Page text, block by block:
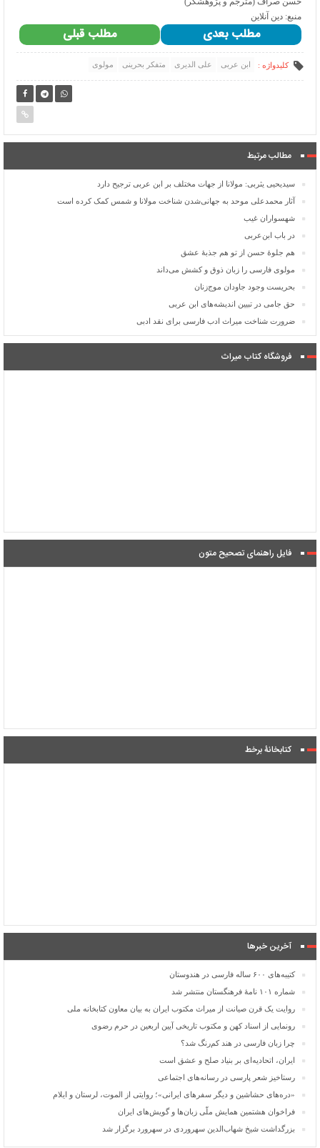
منبع: دین آنلاین
مطلب قبلی مطلب بعدی
کلیدواژه : ابن عربی علی الدیری متفکر بحرینی مولوی
مطالب مرتبط
سیدیحیی یثربی: مولانا از جهات مختلف بر ابن عربی ترجیح دارد
آثار محمدعلی موحد به جهانی‌شدن شناخت مولانا و شمس کمک کرده است
شهسواران غیب
در باب ابن‌عربی
هم جلوۀ حسن از تو هم جذبۀ عشق
مولوی فارسی را زبان ذوق و کشش می‌داند
بحریست وجود جاودان موج‌زنان
حق جامی در تبیین اندیشه‌های ابن عربی
ضرورت شناخت میراث ادب فارسی برای نقد ادبی
فروشگاه کتاب میراث
فایل راهنمای تصحیح متون
کتابخانۀ برخط
آخرین خبرها
کتیبه‌های ۶۰۰ ساله فارسی در هندوستان
شماره ۱۰۱ نامۀ فرهنگستان منتشر شد
روایت یک قرن صیانت از میراث مکتوب ایران به بیان معاون کتابخانه ملی
رونمایی از اسناد کهن و مکتوب تاریخی آیین اربعین در حرم رضوی
چرا زبان فارسی در هند کم‌رنگ شد؟
ایران، اتحادیه‌ای بر بنیاد صلح و عشق است
رستاخیز شعر پارسی در رسانه‌های اجتماعی
«دره‌های حشاشین و دیگر سفرهای ایرانی»؛ روایتی از الموت، لرستان و ایلام
فراخوان هشتمین همایش ملّی زبان‌ها و گویش‌های ایران
بزرگداشت شیخ شهاب‌الدین سهروردی در سهرورد برگزار شد